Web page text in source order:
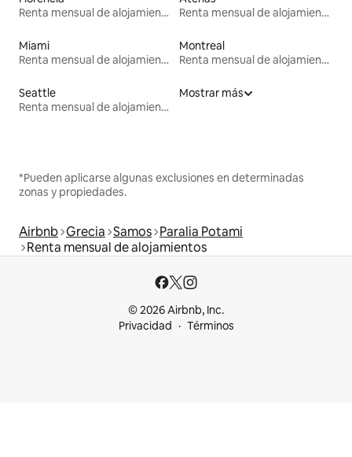
Renta mensual de alojamientos
Renta mensual de alojamientos
Miami
Renta mensual de alojamientos
Montreal
Renta mensual de alojamientos
Seattle
Renta mensual de alojamientos
Mostrar más
*Pueden aplicarse algunas exclusiones en determinadas
zonas y propiedades.
Airbnb Grecia Samos Paralia Potami
Renta mensual de alojamientos
© 2026 Airbnb, Inc.
Privacidad
Términos